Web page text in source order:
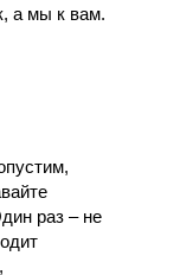
а мы к вам.
раз – не